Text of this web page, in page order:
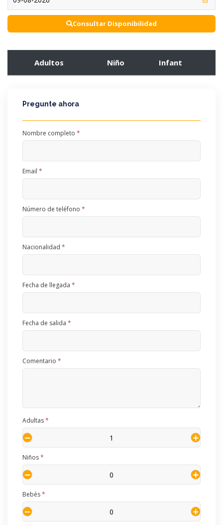
Consultar Disponibilidad
Adultos Niño Infant
Pregunte ahora
*
Nombre completo
*
Email
*
Número de teléfono
*
Nacionalidad
*
Fecha de llegada
*
Fecha de salida
*
Comentario
*
Adultas
*
Niños
*
Bebés